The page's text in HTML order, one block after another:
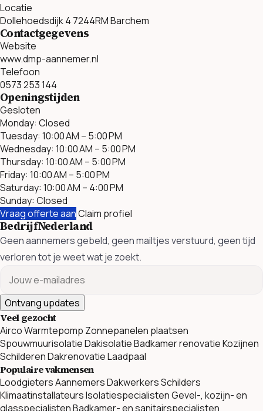
Locatie
Dollehoedsdijk 4 7244RM Barchem
Contactgegevens
Website
www.dmp-aannemer.nl
Telefoon
0573 253 144
Openingstijden
Gesloten
Monday: Closed
Tuesday: 10:00 AM – 5:00 PM
Wednesday: 10:00 AM – 5:00 PM
Thursday: 10:00 AM – 5:00 PM
Friday: 10:00 AM – 5:00 PM
Saturday: 10:00 AM – 4:00 PM
Sunday: Closed
Vraag offerte aanClaim profiel
BedrijfNederland
Geen aannemers gebeld, geen mailtjes verstuurd, geen tijd
verloren tot je weet wat je zoekt.
Ontvang updates
Veel gezocht
AircoWarmtepomp Zonnepanelen plaatsen
SpouwmuurisolatieDakisolatieBadkamer renovatieKozijnen
SchilderenDakrenovatieLaadpaal
Populaire vakmensen
LoodgietersAannemersDakwerkersSchilders
KlimaatinstallateursIsolatiespecialistenGevel-, kozijn- en
glasspecialistenBadkamer- en sanitairspecialisten